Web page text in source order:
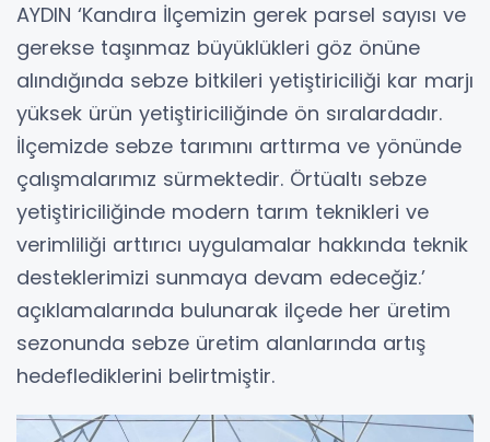
AYDIN ‘Kandıra İlçemizin gerek parsel sayısı ve
gerekse taşınmaz büyüklükleri göz önüne
alındığında sebze bitkileri yetiştiriciliği kar marjı
yüksek ürün yetiştiriciliğinde ön sıralardadır.
İlçemizde sebze tarımını arttırma ve yönünde
çalışmalarımız sürmektedir. Örtüaltı sebze
yetiştiriciliğinde modern tarım teknikleri ve
verimliliği arttırıcı uygulamalar hakkında teknik
desteklerimizi sunmaya devam edeceğiz.’
açıklamalarında bulunarak ilçede her üretim
sezonunda sebze üretim alanlarında artış
hedeflediklerini belirtmiştir.